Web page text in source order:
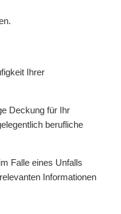
Ihrer
Deckung für Ihr
berufliche
Falle eines Unfalls
Informationen